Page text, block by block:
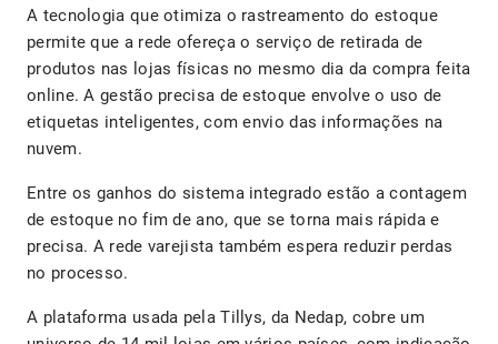
A tecnologia que otimiza o rastreamento do estoque
permite que a rede ofereça o serviço de retirada de
produtos nas lojas físicas no mesmo dia da compra feita
online. A gestão precisa de estoque envolve o uso de
etiquetas inteligentes, com envio das informações na
nuvem.
Entre os ganhos do sistema integrado estão a contagem
de estoque no fim de ano, que se torna mais rápida e
precisa. A rede varejista também espera reduzir perdas
no processo.
A plataforma usada pela Tillys, da Nedap, cobre um